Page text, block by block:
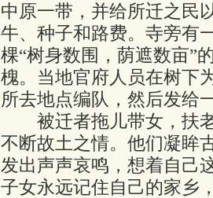
中原一带，并给所迁之民
牛、种子和路费。寺旁有
棵“树身数围，荫遮数亩”
槐。当地官府人员在树下
所去地点编队，然后发给
被迁者拖儿带女，扶老
不断故土之情。他们凝眸
发出声声哀鸣，想着自己
子女永远记住自己的家乡